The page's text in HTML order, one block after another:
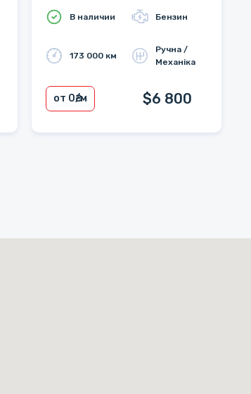
В наличии Бензин
173 000 км
Ручна /
Механіка
от 0₴/м $6 800